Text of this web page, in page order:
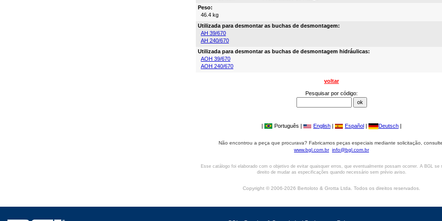
Peso:
46.4 kg
Utilizada para desmontar as buchas de desmontagem:
AH 39/670
AH 240/670
Utilizada para desmontar as buchas de desmontagem hidráulicas:
AOH 39/670
AOH 240/670
voltar
Pesquisar por código:
| Português | English | Español | Deutsch |
Não encontrou a peça que procurava? Fabricamos peças especiais mediante solicitação, consulte.
www.bgl.com.br info@bgl.com.br
Esse catálogo foi elaborado com o objetivo de evitar quaisquer erros, que eventualmente possam ocorrer. A BGL se
direito de mudar as especificações quando necessário sem prévio aviso.
Copyright © 2006-2026 Bertoloto & Grotta Ltda. Todos os direitos reservados.